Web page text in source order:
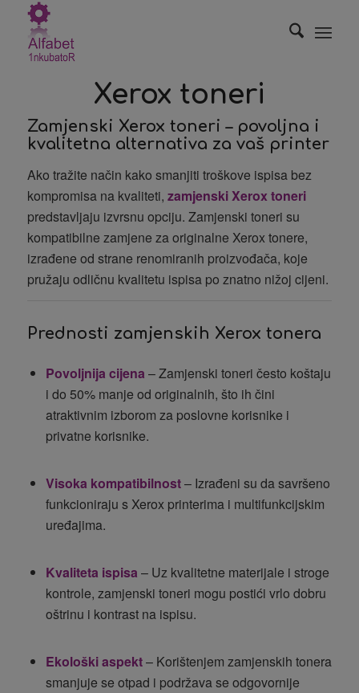
Xerox toneri
Zamjenski Xerox toneri – povoljna i
kvalitetna alternativa za vaš printer
Ako tražite način kako smanjiti troškove ispisa bez
kompromisa na kvaliteti, zamjenski Xerox toneri
predstavljaju izvrsnu opciju. Zamjenski toneri su
kompatibilne zamjene za originalne Xerox tonere,
izrađene od strane renomiranih proizvođača, koje
pružaju odličnu kvalitetu ispisa po znatno nižoj cijeni.
Prednosti zamjenskih Xerox tonera
Povoljnija cijena – Zamjenski toneri često koštaju
i do 50% manje od originalnih, što ih čini
atraktivnim izborom za poslovne korisnike i
privatne korisnike.
Visoka kompatibilnost– Izrađeni su da savršeno
funkcioniraju s Xerox printerima i multifunkcijskim
uređajima.
Kvaliteta ispisa – Uz kvalitetne materijale i stroge
kontrole, zamjenski toneri mogu postići vrlo dobru
oštrinu i kontrast na ispisu.
Ekološki aspekt– Korištenjem zamjenskih tonera
smanjuje se otpad i podržava se odgovornije